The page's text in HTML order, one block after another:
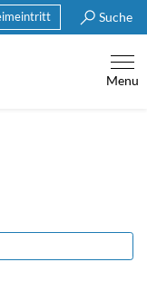
Suche
im Alter
Menu